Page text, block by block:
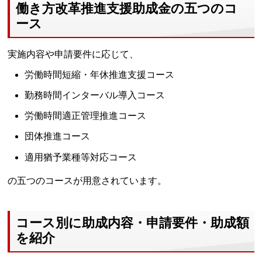
働き方改革推進支援助成金の五つのコ
ース
実施内容や申請要件に応じて、
労働時間短縮・年休推進支援コース
勤務時間インターバル導入コース
労働時間適正管理推進コース
団体推進コース
適用猶予業種等対応コース
の五つのコースが用意されています。
コース別に助成内容・申請要件・助成額
を紹介